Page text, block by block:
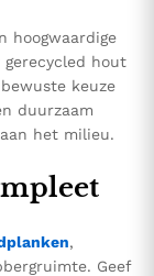
hoogwaardige
hout
keuze
duurzaam
het milieu.
,
Geef